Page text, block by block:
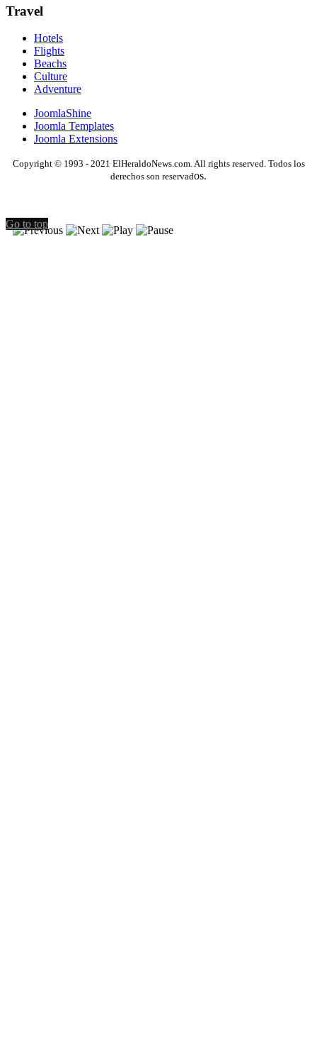
Travel
Hotels
Flights
Beachs
Culture
Adventure
JoomlaShine
Joomla Templates
Joomla Extensions
Copyright © 1993 - 2021 ElHeraldoNews.com. All rights reserved. Todos los
derechos son reservados.
Go to top